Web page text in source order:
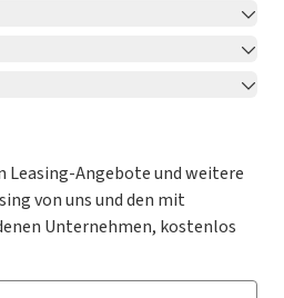
(beleuchtet)
Assist - LFA)
im Koffer-/Laderaum
in Mittelkonsole
Leasing-Angebote und weitere
von uns und den mit
Unternehmen, kostenlos